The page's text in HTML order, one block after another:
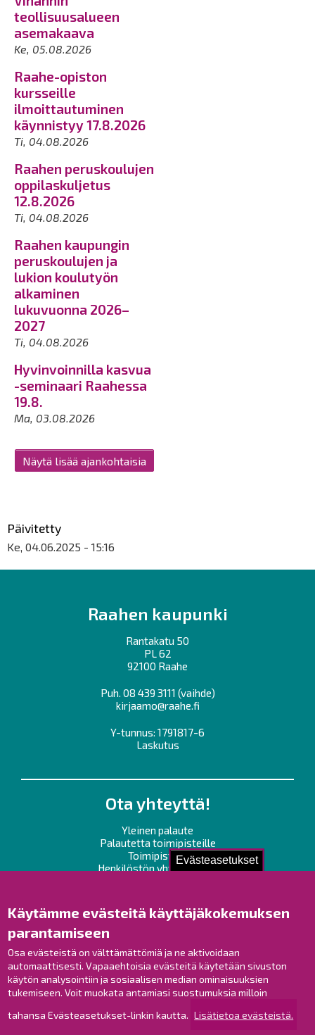
Evästeasetukset
Käytämme evästeitä käyttäjäkokemuksen
parantamiseen
Osa evästeistä on välttämättömiä ja ne aktivoidaan
automaattisesti. Vapaaehtoisia evästeitä käytetään sivuston
käytön analysointiin ja sosiaalisen median ominaisuuksien
tukemiseen. Voit muokata antamiasi suostumuksia milloin
tahansa Evästeasetukset-linkin kautta. Lisätietoa evästeistä.
teollisuusalueen
asemakaava
Ke, 05.08.2026
Raahe-opiston
kursseille
ilmoittautuminen
käynnistyy 17.8.2026
Ti, 04.08.2026
Raahen peruskoulujen
oppilaskuljetus
12.8.2026
Ti, 04.08.2026
Raahen kaupungin
peruskoulujen ja
lukion koulutyön
alkaminen
lukuvuonna 2026–
2027
Ti, 04.08.2026
Hyvinvoinnilla kasvua
-seminaari Raahessa
19.8.
Ma, 03.08.2026
Näytä lisää ajankohtaisia
Päivitetty
Ke, 04.06.2025 - 15:16
Raahen kaupunki
Rantakatu 50
PL 62
92100 Raahe
Puh. 08 439 3111 (vaihde)
kirjaamo@raahe.fi
Y-tunnus: 1791817-6
Laskutus
Ota yhteyttä!
Yleinen palaute
Palautetta toimipisteille
Toimipisteet
Henkilöstön yhteystiedot
Raahe Facebookissa
Raahe Instagramissa
Raahe LinkedInissä
Raahe YouTubessa